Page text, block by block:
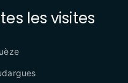
les visites